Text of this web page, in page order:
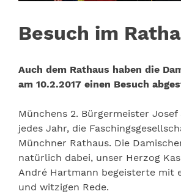
Besuch im
Auch dem Rathaus haben die
am 10.2.2017 einen Besuch
Münchens 2. Bürgermeister
jedes Jahr, die
Münchner Rathaus. Die
natürlich dabei, unser Herzog
André Hartmann begeisterte mit
und witzigen Rede.